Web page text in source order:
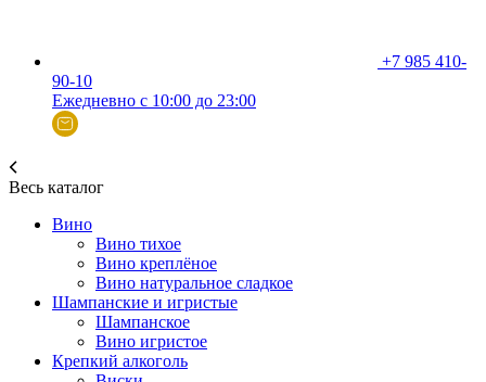
+7 985 410-
90-10
Ежедневно с 10:00 до 23:00
Весь каталог
Вино
Вино тихое
Вино креплёное
Вино натуральное сладкое
Шампанские и игристые
Шампанское
Вино игристое
Крепкий алкоголь